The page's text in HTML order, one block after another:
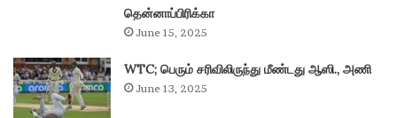
தென்னாப்பிரிக்கா
June 15, 2025
WTC; பெரும் சரிவிலிருந்து மீண்டது ஆஸி., அணி
June 13, 2025